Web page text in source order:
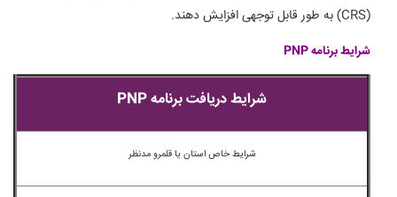
(CRS) به طور قابل توجهی افزایش دهند.
شرایط برنامه PNP
شرایط دریافت برنامه PNP
شرایط خاص استان یا قلمرو مدنظر